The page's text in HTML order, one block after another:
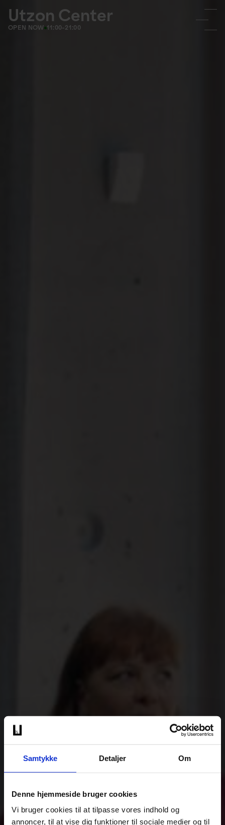
Samtykke Detaljer Om
Denne hjemmeside bruger cookies
Vi bruger cookies til at tilpasse vores indhold og
annoncer, til at vise dig funktioner til sociale medier og til
Utzon Center
OPEN NOW 11:00-21:00